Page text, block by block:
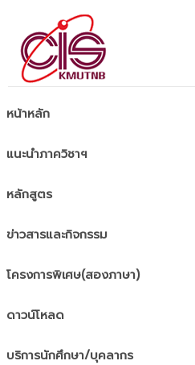
หน้าหลัก
แนะนำภาควิชาฯ
หลักสูตร
ข่าวสารและกิจกรรม
โครงการพิเศษ(สองภาษา)
ดาวน์โหลด
บริการนักศึกษา/บุคลากร